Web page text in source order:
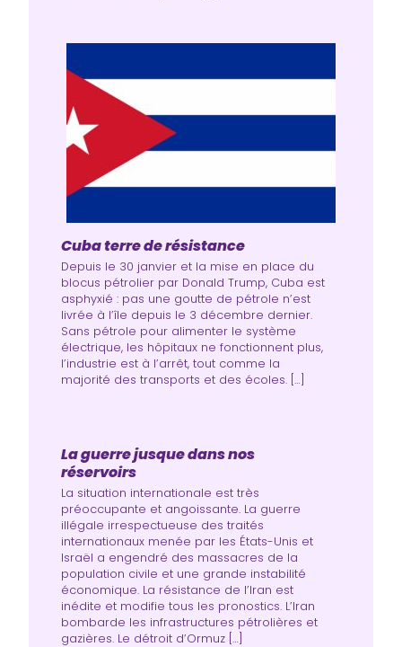
Cuba terre de résistance
Depuis le 30 janvier et la mise en place du
blocus pétrolier par Donald Trump, Cuba est
asphyxié : pas une goutte de pétrole n’est
livrée à l’île depuis le 3 décembre dernier.
Sans pétrole pour alimenter le système
électrique, les hôpitaux ne fonctionnent plus,
l’industrie est à l’arrêt, tout comme la
majorité des transports et des écoles. […]
La guerre jusque dans nos
réservoirs
La situation internationale est très
préoccupante et angoissante. La guerre
illégale irrespectueuse des traités
internationaux menée par les États-Unis et
Israël a engendré des massacres de la
population civile et une grande instabilité
économique. La résistance de l’Iran est
inédite et modifie tous les pronostics. L’Iran
bombarde les infrastructures pétrolières et
gazières. Le détroit d’Ormuz […]